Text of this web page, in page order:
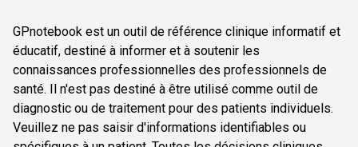
GPnotebook est un outil de référence clinique informatif et
éducatif, destiné à informer et à soutenir les
connaissances professionnelles des professionnels de
santé. Il n'est pas destiné à être utilisé comme outil de
diagnostic ou de traitement pour des patients individuels.
Veuillez ne pas saisir d'informations identifiables ou